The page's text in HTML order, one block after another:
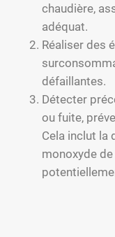
chaudière,
adéquat.
Réaliser des
défaillantes.
Détecter
ou fuite,
Cela inclut la
monoxyde